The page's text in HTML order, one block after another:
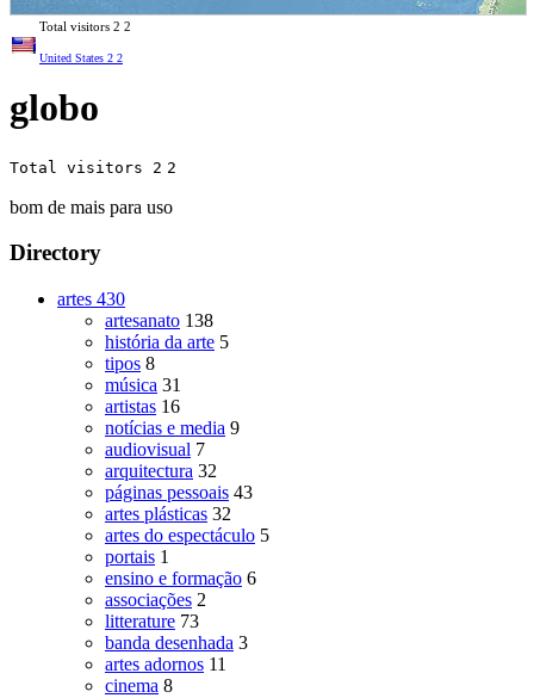
Total visitors 2 2
United States 2 2
globo
Total visitors 2 2
bom de mais para uso
Directory
artes 430
artesanato 138
história da arte 5
tipos 8
música 31
artistas 16
notícias e media 9
audiovisual 7
arquitectura 32
páginas pessoais 43
artes plásticas 32
artes do espectáculo 5
portais 1
ensino e formação 6
associações 2
litterature 73
banda desenhada 3
artes adornos 11
cinema 8